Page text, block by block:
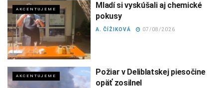
AKCENTUJEME
Mladí si vyskúšali aj chemické
pokusy
A. ČÍŽIKOVÁ 07/08/2026
AKCENTUJEME
Požiar v Deliblatskej piesočine
opäť zosilnel